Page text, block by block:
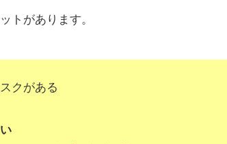
トがあります。
クがある